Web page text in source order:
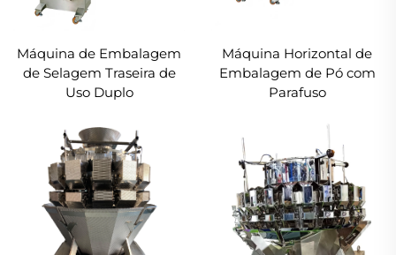
Máquina de Embalagem
de Selagem Traseira de
Uso Duplo
Máquina Horizontal de
Embalagem de Pó com
Parafuso